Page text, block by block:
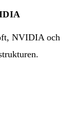
NVIDIA och